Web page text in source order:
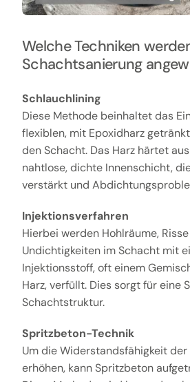
Welche Techniken
Schachtsanierung
Schlauchlining
Diese Methode beinhaltet das
flexiblen, mit Epoxidharz
den Schacht. Das Harz härtet
nahtlose, dichte Innenschicht,
verstärkt und
Injektionsverfahren
Hierbei werden Hohlräume,
Undichtigkeiten im Schacht mit
Injektionsstoff, oft einem
Harz, verfüllt. Dies sorgt für eine
Schachtstruktur.
Spritzbeton-Technik
Um die Widerstandsfähigkeit
erhöhen, kann Spritzbeton